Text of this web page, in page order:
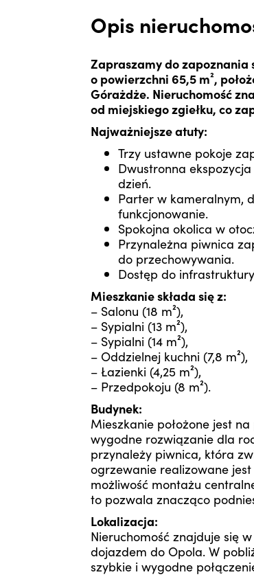
Opis
Zapraszamy do zapoznania
o powierzchni 65,5 m²,
Górażdże. Nieruchomość
od miejskiego zgiełku, co
Najważniejsze atuty:
Trzy ustawne pokoje
Dwustronna
dzień.
Parter w kameralnym,
funkcjonowanie.
Spokojna okolica w
Przynależna piwnica
do przechowywania.
Dostęp do
Mieszkanie składa się z:
– Salonu (18 m²),
– Sypialni (13 m²),
– Sypialni (14 m²),
– Oddzielnej kuchni (7,8 m²),
– Łazienki (4,25 m²),
– Przedpokoju (8 m²).
Budynek:
Mieszkanie położone jest
wygodne rozwiązanie dla
przynależy piwnica, która
ogrzewanie realizowane
możliwość montażu
to pozwala znacząco
Lokalizacja:
Nieruchomość znajduje się
dojazdem do Opola. W
szybkie i wygodne